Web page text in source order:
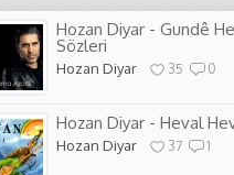
Hozan Diyar - Gundê
Sözleri
Hozan Diyar 35 0
Hozan Diyar - Heval
Hozan Diyar 37 1